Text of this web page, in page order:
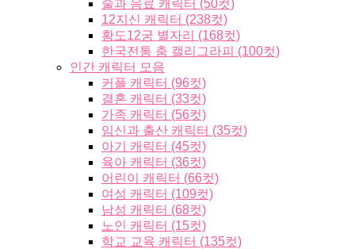
술과 음료 캐릭터 (50컷)
12지신 캐릭터 (238컷)
황도12궁 별자리 (168컷)
한국전통 춤 캘리그라피 (100컷)
인간 캐릭터 모음
커플 캐릭터 (96컷)
결혼 캐릭터 (33컷)
가족 캐릭터 (56컷)
임신과 출산 캐릭터 (35컷)
아기 캐릭터 (45컷)
육아 캐릭터 (36컷)
어린이 캐릭터 (66컷)
여성 캐릭터 (109컷)
남성 캐릭터 (68컷)
노인 캐릭터 (15컷)
학교 교육 캐릭터 (135컷)